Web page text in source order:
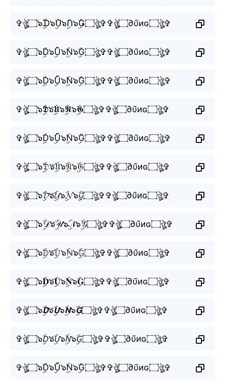
✞ঔৣ۝๖ۣۜᗪ๖ۣۜᑌ̃๖ۣۜᑎ๖ۣۜǤ۝ঔৣ✞✞ঔৣ۝∂υ̃иɢ۝ঔৣ✞
✞ঔৣ۝๖ۣۜD๖ۣۜŨ๖ۣۜN๖ۣۜG۝ঔৣ✞✞ঔৣ۝∂υ̃иɢ۝ঔৣ✞
✞ঔৣ۝๖ۣۜD๖ۣۜŨ๖ۣۜN๖ۣۜG۝ঔৣ✞✞ঔৣ۝∂υ̃иɢ۝ঔৣ✞
✞ঔৣ۝๖ۣۜ𝕯๖ۣۜ𝖀̃๖ۣۜ𝕹๖ۣۜ𝕲۝ঔৣ✞✞ঔৣ۝∂υ̃иɢ۝ঔৣ✞
✞ঔৣ۝๖ۣۜD๖ۣۜŨ๖ۣۜN๖ۣۜG۝ঔৣ✞✞ঔৣ۝∂υ̃иɢ۝ঔৣ✞
✞ঔৣ۝๖ۣۜ𝔇๖ۣۜ𝔘̃๖ۣۜ𝔑๖ۣۜ𝔊۝ঔৣ✞✞ঔৣ۝∂υ̃иɢ۝ঔৣ✞
✞ঔৣ۝๖ۣۜ𝓓๖ۣۜ𝓤̃๖ۣۜ𝓝๖ۣۜ𝓖۝ঔৣ✞✞ঔৣ۝∂υ̃иɢ۝ঔৣ✞
✞ঔৣ۝๖ۣۜ𝒟๖ۣۜ𝒰̃๖ۣۜ𝒩๖ۣۜ𝒢۝ঔৣ✞✞ঔৣ۝∂υ̃иɢ۝ঔৣ✞
✞ঔৣ۝๖ۣۜ𝔻๖ۣۜ𝕌̃๖ۣۜℕ๖ۣۜ𝔾۝ঔৣ✞✞ঔৣ۝∂υ̃иɢ۝ঔৣ✞
✞ঔৣ۝๖ۣۜ𝐃๖ۣۜ𝐔̃๖ۣۜ𝐍๖ۣۜ𝐆۝ঔৣ✞✞ঔৣ۝∂υ̃иɢ۝ঔৣ✞
✞ঔৣ۝๖ۣۜ𝘿๖ۣۜ𝙐̃๖ۣۜ𝙉๖ۣۜ𝙂۝ঔৣ✞✞ঔৣ۝∂υ̃иɢ۝ঔৣ✞
✞ঔৣ۝๖ۣۜ𝘋๖ۣۜ𝘜̃๖ۣۜ𝘕๖ۣۜ𝘎۝ঔৣ✞✞ঔৣ۝∂υ̃иɢ۝ঔৣ✞
✞ঔৣ۝๖ۣۜD๖ۣۜŨ๖ۣۜN๖ۣۜG۝ঔৣ✞✞ঔৣ۝∂υ̃иɢ۝ঔৣ✞